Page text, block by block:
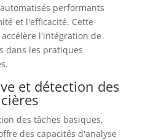
performants
et l'efficacité. Cette
l'intégration de
dans les pratiques
et détection des
des tâches basiques,
des capacités d'analyse